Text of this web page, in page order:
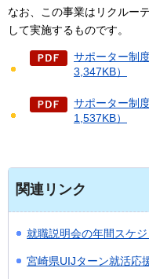
なお、この事業はリクルー
して実施するものです。
サポーター制
3,347KB）
サポーター制
1,537KB）
関連リンク
就職説明会の年間スケ
宮崎県UIJターン就活応